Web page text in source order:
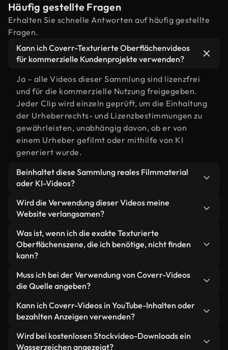
Häufig gestellte Fragen
Erhalten Sie schnelle Antworten auf häufig gestellte
Fragen.
Kann ich Coverr-Texturierte Oberflächenvideos
für kommerzielle Kundenprojekte verwenden?
Ja – alle Videos dieser Sammlung sind lizenzfrei
und für die kommerzielle Nutzung freigegeben.
Jeder Clip wird einzeln geprüft, um die Einhaltung
der Urheberrechts- und Lizenzbestimmungen zu
gewährleisten, unabhängig davon, ob er von
einem Urheber gefilmt oder mithilfe von KI
generiert wurde.
Beinhaltet diese Sammlung reales Filmmaterial
oder KI-Videos?
Beides. Es handelt sich um eine Hybridbibliothek
aus realen, von Menschen aufgenommenen
Oberflächen und KI-generierten Videos. Jedes
Video ist eindeutig beschriftet, sodass Sie immer
wissen, was Sie verwenden.
Wird die Verwendung dieser Videos meine
Website verlangsamen?
Nicht, wenn Sie unsere optimierten Versionen
wählen. Wir bieten schlanke, webfähige Formate,
die für die Hintergrundverarbeitung entwickelt
gleichzeitig die Ladezeiten minimiert und
Kennzahlen wie LCP verbessert werden.
Was ist, wenn ich die exakte Texturierte
Oberflächenszene, die ich benötige, nicht finden
kann?
Mit Coverr AI Studio erstellen Sie im
Handumdrehen ein solches Video. Beschreiben Sie
Oberflächen bei Sonnenuntergang" – und das
Studio generiert innerhalb von Sekunden ein
individuelles Video für Sie, das unseren
Lizenzbestimmungen entspricht.
Muss ich bei der Verwendung von Coverr-Videos
die Quelle angeben?
Eine Namensnennung ist nicht erforderlich. Alle
Videos in unserer Stockbibliothek sind lizenzfrei
verwendet werden – wir freuen uns aber immer
Kann ich Coverr-Videos in YouTube-Inhalten oder
bezahlten Anzeigen verwenden?
Ja. Sämtliches Stockmaterial von Coverr darf in
monetarisierten YouTube-Videos, Social-Media-
Wird bei kostenlosen Stockvideo-Downloads ein
Wasserzeichen angezeigt?